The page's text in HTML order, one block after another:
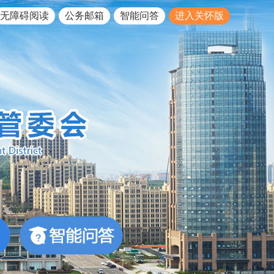
无障碍阅读 公务邮箱 智能问答 进入关怀版